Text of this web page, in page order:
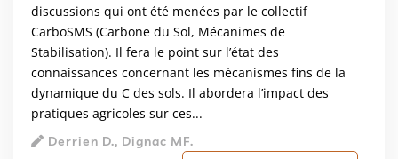
discussions qui ont été menées par le collectif
CarboSMS (Carbone du Sol, Mécanimes de
Stabilisation). Il fera le point sur l’état des
connaissances concernant les mécanismes fins de la
dynamique du C des sols. Il abordera l’impact des
pratiques agricoles sur ces...
Derrien D., Dignac MF.